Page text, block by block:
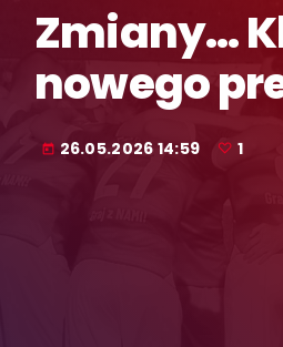
Zmiany…
nowego
today 26.05.2026 14:59 1